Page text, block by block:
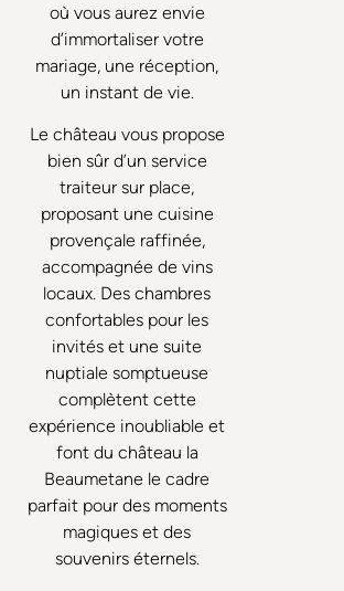
où vous aurez envie
d’immortaliser votre
mariage, une réception,
un instant de vie.
Le château vous propose
bien sûr d’un service
traiteur sur place,
proposant une cuisine
provençale raffinée,
accompagnée de vins
locaux. Des chambres
confortables pour les
invités et une suite
nuptiale somptueuse
complètent cette
expérience inoubliable et
font du château la
Beaumetane le cadre
parfait pour des moments
magiques et des
souvenirs éternels.